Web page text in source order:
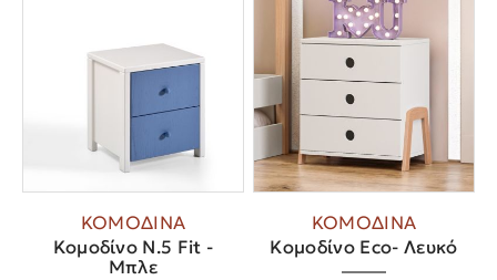
ΚΟΜΟΔΙΝΑ
Κομοδίνο Ν.5 Fit -
Μπλε
ΚΟΜΟΔΙΝΑ
Κομοδίνο Eco- Λευκό